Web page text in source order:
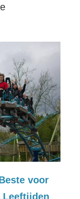
voor
Leeftijden